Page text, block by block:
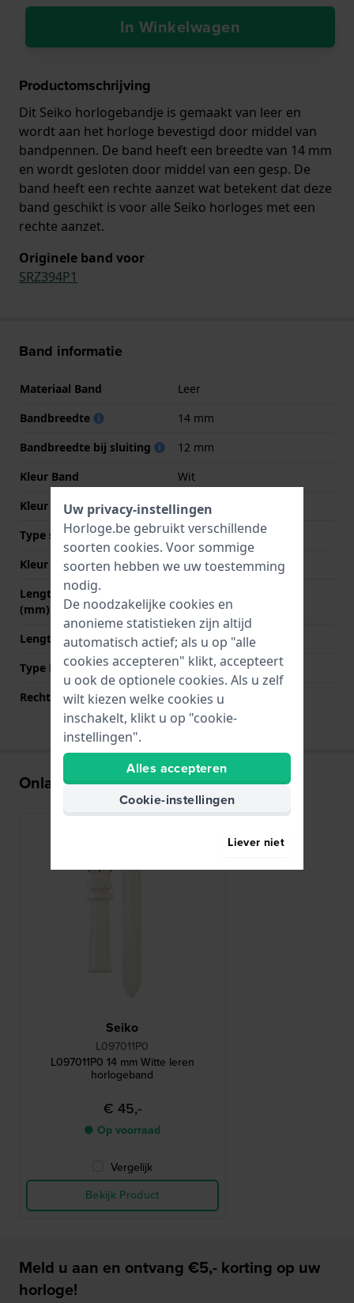
In Winkelwagen
Productomschrijving
Dit Seiko horlogebandje is gemaakt van leer en
wordt aan het horloge bevestigd door middel van
bandpennen. De band heeft een breedte van 14 mm
en wordt gesloten door middel van een gesp. De
band heeft een rechte aanzet wat betekent dat deze
band geschikt is voor alle Seiko horloges met een
rechte aanzet.
Originele band voor
SRZ394P1
Band informatie
Materiaal Band
Leer
Bandbreedte
14 mm
Bandbreedte bij sluiting
12 mm
Kleur Band
Wit
Kleur stiksel
Wit
Type sluiting
Gesp
Kleur sluiting
Roségoud
Lengte band op 12 uur
(mm)
Lengte band op 6 uur (mm)
110 mm
Type Bevestiging
Bandpennen
Rechte aanzet
Ja
Onlangs bekeken
Seiko
L097011P0
L097011P0 14 mm Witte leren
horlogeband
€ 45,-
● Op voorraad
Vergelijk
Bekijk Product
Meld u aan en ontvang €5,- korting op uw
horloge!
Uw privacy-instellingen
Horloge.be gebruikt verschillende
soorten cookies. Voor sommige
soorten hebben we uw toestemming
nodig.
De noodzakelijke cookies en
anonieme statistieken zijn altijd
automatisch actief; als u op "alle
cookies accepteren" klikt, accepteert
u ook de optionele cookies. Als u zelf
wilt kiezen welke cookies u
inschakelt, klikt u op "cookie-
instellingen".
Alles accepteren
Cookie-instellingen
Liever niet